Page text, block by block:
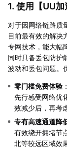
1. 使用【UU加
对于因网络链路质
目前最有效的解决
专网技术，能大幅
同时具备丢包防护
波动和丢包问题。
零门槛免费体验
先行感受网络优
效减少后，再考
专有高速通道降
有效绕开拥堵节
北等较远区域效